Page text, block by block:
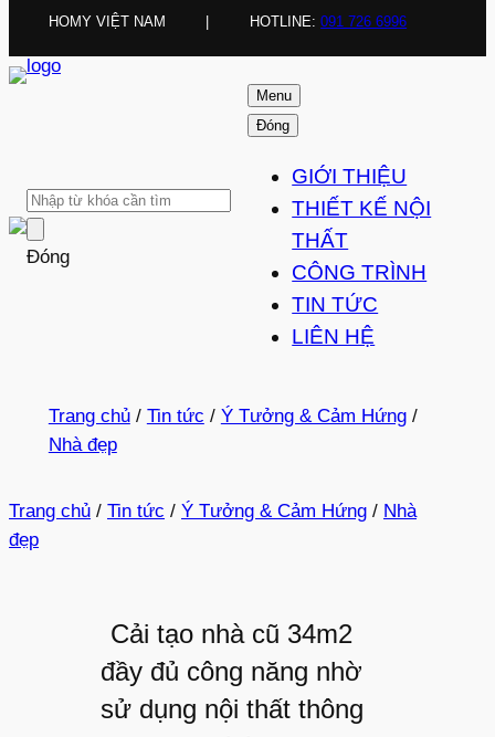
HOMY VIỆT NAM HOTLINE:091 726 6996
Đóng
Menu
Đóng
GIỚI THIỆU
THIẾT KẾ NỘI
THẤT
CÔNG TRÌNH
TIN TỨC
LIÊN HỆ
Trang chủ/ Tin tức / Ý Tưởng & Cảm Hứng/
Nhà đẹp
Trang chủ / Tin tức / Ý Tưởng & Cảm Hứng / Nhà
đẹp
Cải tạo nhà cũ 34m2
đầy đủ công năng nhờ
sử dụng nội thất thông